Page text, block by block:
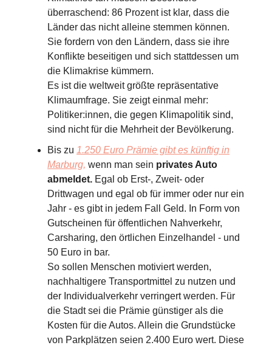
überraschend: 86 Prozent ist klar, dass die
Länder das nicht alleine stemmen können.
Sie fordern von den Ländern, dass sie ihre
Konflikte beseitigen und sich stattdessen um
die Klimakrise kümmern.
Es ist die weltweit größte repräsentative
Klimaumfrage. Sie zeigt einmal mehr:
Politiker:innen, die gegen Klimapolitik sind,
sind nicht für die Mehrheit der Bevölkerung.
Bis zu 1.250 Euro Prämie gibt es künftig in
Marburg, wenn man sein privates Auto
abmeldet. Egal ob Erst-, Zweit- oder
Drittwagen und egal ob für immer oder nur ein
Jahr - es gibt in jedem Fall Geld. In Form von
Gutscheinen für öffentlichen Nahverkehr,
Carsharing, den örtlichen Einzelhandel - und
50 Euro in bar.
So sollen Menschen motiviert werden,
nachhaltigere Transportmittel zu nutzen und
der Individualverkehr verringert werden. Für
die Stadt sei die Prämie günstiger als die
Kosten für die Autos. Allein die Grundstücke
von Parkplätzen seien 2.400 Euro wert. Diese